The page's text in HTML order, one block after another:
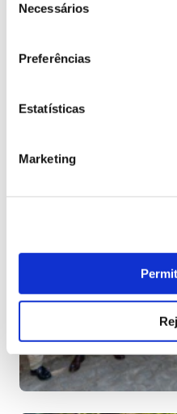
Necessários
Preferências
Estatísticas
Marketing